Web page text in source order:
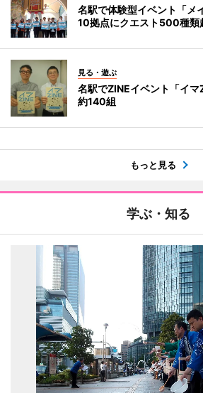
名駅で体験型イベント「
10拠点にクエスト500種類
見る・遊ぶ
名駅でZINEイベント「イ
約140組
もっと見る
学ぶ・知る